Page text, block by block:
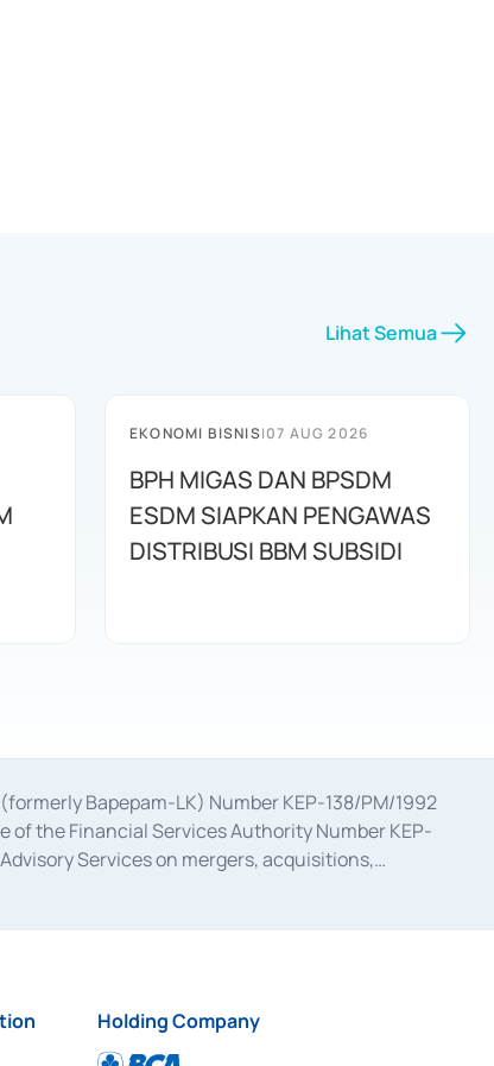
Lihat Semua
EKONOMI BISNIS|07 AUG 2026
BPH MIGAS DAN BPSDM
ESDM SIAPKAN PENGAWAS
DISTRIBUSI BBM SUBSIDI
Bapepam-LK) Number KEP-138/PM/1992
of the Financial Services Authority Number KEP-
Services on mergers, acquisitions,
28, 2014, a business license as a provider of
Holding Company